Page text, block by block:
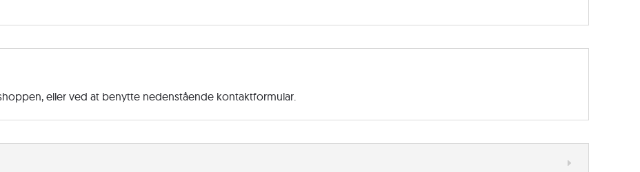
eller ved at benytte nedenstående kontaktformular.